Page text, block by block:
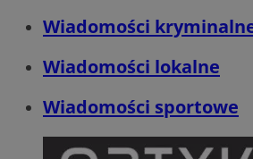
Wiadomości
Wiadomości lokalne
Wiadomości sportowe